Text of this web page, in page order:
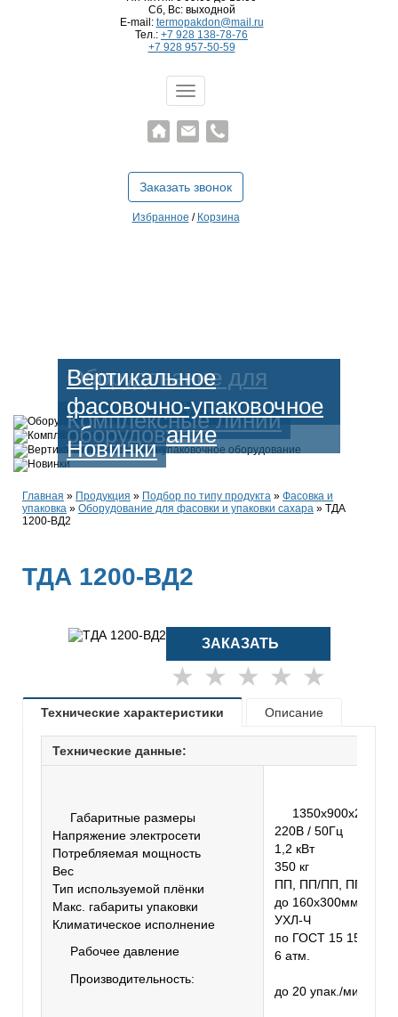
Сб, Вс: выходной
E-mail: termopakdon@mail.ru
Тел.: +7 928 138-78-76
+7 928 957-50-59
Меню
Заказать звонок
Избранное / Корзина
Оборудование для
фасовки и упаковки
Комплексные линии
Вертикальное
фасовочно-упаковочное
оборудование
Новинки
Главная » Продукция » Подбор по типу продукта » Фасовка и
упаковка » Оборудование для фасовки и упаковки сахара » ТДА
1200-ВД2
ТДА 1200-ВД2
ЗАКАЗАТЬ
★
★
★
★
★
Технические характеристики Описание
Технические данные:
Габаритные размеры
Напряжение электросети
Потребляемая мощность
Вес
Тип используемой плёнки
Макс. габариты упаковки
Климатическое исполнение
Рабочее давление
Производительность:
220В / 50Гц
1,2 кВт
350 кг
ПП, ПП/ПП, ПП/ПЭ
до 160х300мм
УХЛ-Ч
по ГОСТ 15 150-69
6 атм.
до 20 упак./мин.